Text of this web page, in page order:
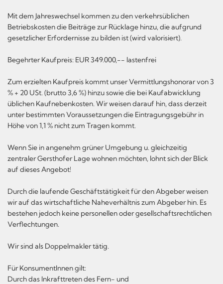
Mit dem Jahreswechsel kommen zu den verkehrsüblichen
Betriebskosten die Beiträge zur Rücklage hinzu, die aufgrund
gesetzlicher Erfordernisse zu bilden ist (wird valorisiert).
Begehrter Kaufpreis: EUR 349.000,-- lastenfrei
Zum erzielten Kaufpreis kommt unser Vermittlungshonorar von 3
% + 20 USt. (brutto 3,6 %) hinzu sowie die bei Kaufabwicklung
üblichen Kaufnebenkosten. Wir weisen darauf hin, dass derzeit
unter bestimmten Voraussetzungen die Eintragungsgebühr in
Höhe von 1,1 % nicht zum Tragen kommt.
Wenn Sie in angenehm grüner Umgebung u. gleichzeitig
zentraler Gersthofer Lage wohnen möchten, lohnt sich der Blick
auf dieses Angebot!
Durch die laufende Geschäftstätigkeit für den Abgeber weisen
wir auf das wirtschaftliche Naheverhältnis zum Abgeber hin. Es
bestehen jedoch keine personellen oder gesellschaftsrechtlichen
Verflechtungen.
Wir sind als Doppelmakler tätig.
Für KonsumentInnen gilt:
Durch das Inkrafttreten des Fern- und